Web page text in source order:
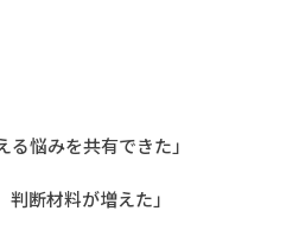
る悩みを共有できた」
判断材料が増えた」